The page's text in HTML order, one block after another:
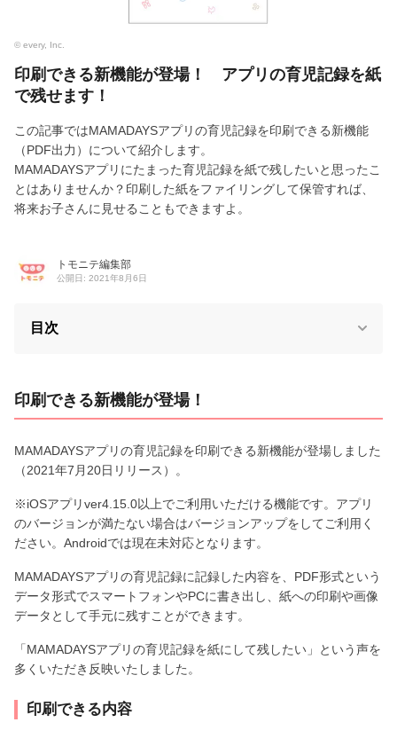
© every, Inc.
印刷できる新機能が登場！ アプリの育児記録を紙
で残せます！
この記事ではMAMADAYSアプリの育児記録を印刷できる新機能
（PDF出力）について紹介します。
MAMADAYSアプリにたまった育児記録を紙で残したいと思ったこ
とはありませんか？印刷した紙をファイリングして保管すれば、
将来お子さんに見せることもできますよ。
トモニテ編集部
公開日: 2021年8月6日
目次
印刷できる新機能が登場！
MAMADAYSアプリの育児記録を印刷できる新機能が登場しました
（2021年7月20日リリース）。
※iOSアプリver4.15.0以上でご利用いただける機能です。アプリ
のバージョンが満たない場合はバージョンアップをしてご利用く
ださい。Androidでは現在未対応となります。
MAMADAYSアプリの育児記録に記録した内容を、PDF形式という
データ形式でスマートフォンやPCに書き出し、紙への印刷や画像
データとして手元に残すことができます。
「MAMADAYSアプリの育児記録を紙にして残したい」という声を
多くいただき反映いたしました。
印刷できる内容